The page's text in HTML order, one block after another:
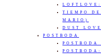
TIEMPO
MARIO)
DUST
POSTBODA